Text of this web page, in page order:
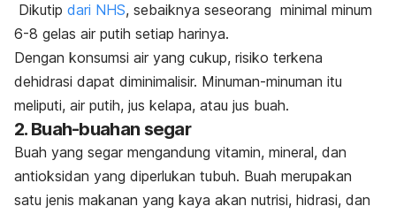
Dikutip dari NHS, sebaiknya seseorang minimal minum
6-8 gelas air putih setiap harinya.
Dengan konsumsi air yang cukup, risiko terkena
dehidrasi dapat diminimalisir. Minuman-minuman itu
meliputi, air putih, jus kelapa, atau jus buah.
2. Buah-buahan segar
Buah yang segar mengandung vitamin, mineral, dan
antioksidan yang diperlukan tubuh. Buah merupakan
satu jenis makanan yang kaya akan nutrisi, hidrasi, dan